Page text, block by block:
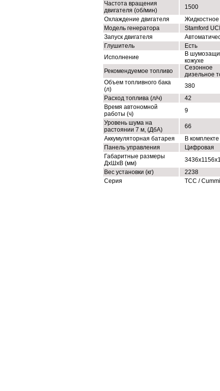
Частота вращения
двигателя (об/мин)
1500
Охлаждение двигателя
Жидкостное
Модель генератора
Stamford
Запуск двигателя
Глушитель
Есть
Исполнение
В
кожухе
Рекомендуемое топливо
Сезонное
дизельное
Объем топливного бака
(л)
380
Расход топлива (л/ч)
42
Время автономной
работы (ч)
9
Уровень шума на
растоянии 7 м, (ДбА)
66
Аккумуляторная батарея
В комплекте
Панель управления
Цифровая
Габаритные размеры
ДхШхВ (мм)
Вес установки (кг)
2238
Серия
ТСС /